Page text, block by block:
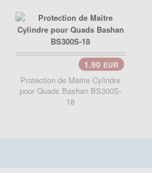
1.90 EUR
Protection de Maitre Cylindre
pour Quads Bashan BS300S-
18